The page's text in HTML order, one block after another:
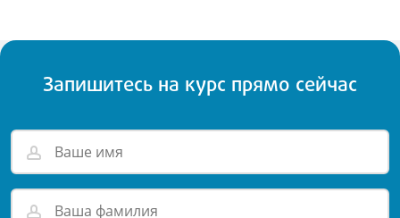
Запишитесь на курс прямо сейчас